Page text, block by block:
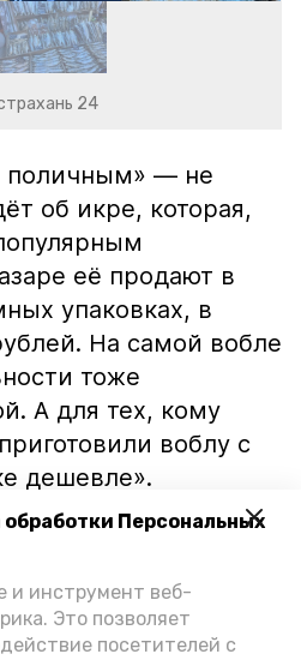
обработки Персональных
и инструмент веб-
Это позволяет
посетителей с
24
поличным» — не
об икре, которая,
её продают в
упаковках, в
На самой вобле
тоже
А для тех, кому
воблу с
дешевле».